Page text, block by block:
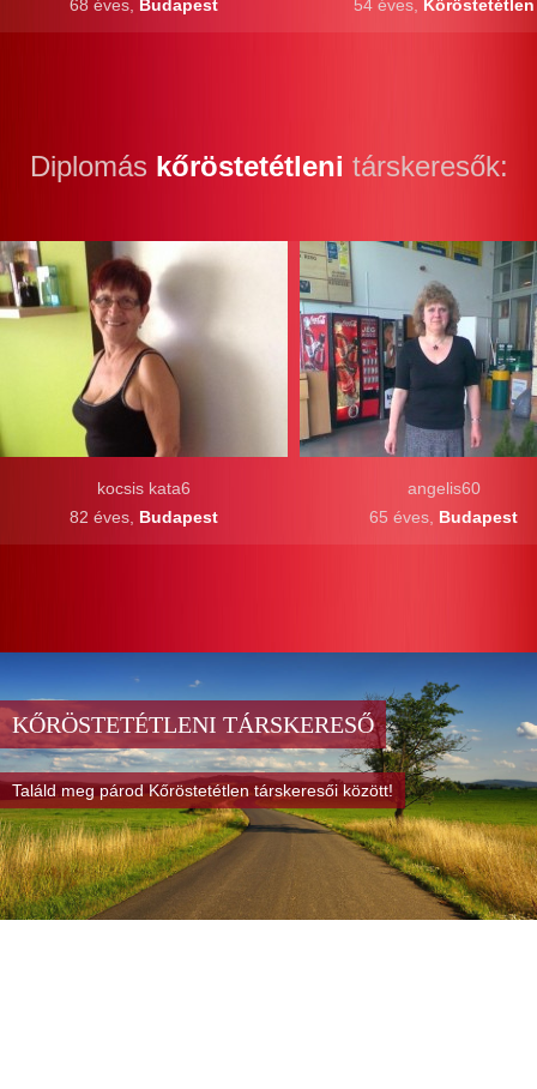
54 éves, Kőröstetétlen
68 éves, Budapest
Diplomás kőröstetétleni társkeresők:
kocsis kata6
82 éves, Budapest
angelis60
65 éves, Budapest
KŐRÖSTETÉTLENI TÁRSKERESŐ
Találd meg párod Kőröstetétlen társkeresői között!